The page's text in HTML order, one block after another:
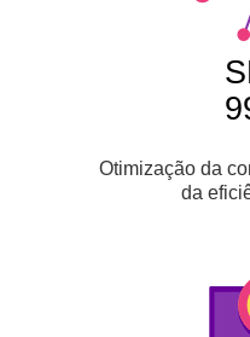
Otimização da
da